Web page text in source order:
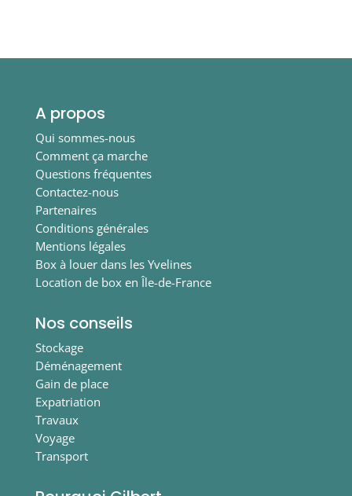
A propos
Qui sommes-nous
Comment ça marche
Questions fréquentes
Contactez-nous
Partenaires
Conditions générales
Mentions légales
Box à louer dans les Yvelines
Location de box en Île-de-France
Nos conseils
Stockage
Déménagement
Gain de place
Expatriation
Travaux
Voyage
Transport